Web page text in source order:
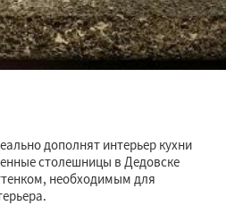
дополнят интерьер кухни
столешницы в Дедовске
необходимым для